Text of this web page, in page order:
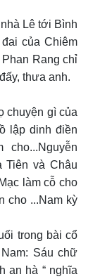
Lê tới Bình
của Chiêm
Rang chỉ
thưa anh.
chuyện gì của
lập dinh điền
Tiên và Châu
làm cỗ cho
cho ...Nam kỳ
trong bài cổ
Sáu chữ
an hà “ nghĩa